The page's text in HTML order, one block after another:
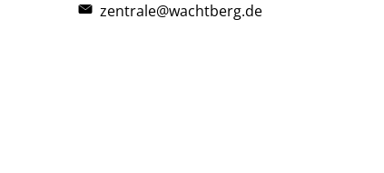
zentrale@wachtberg.de